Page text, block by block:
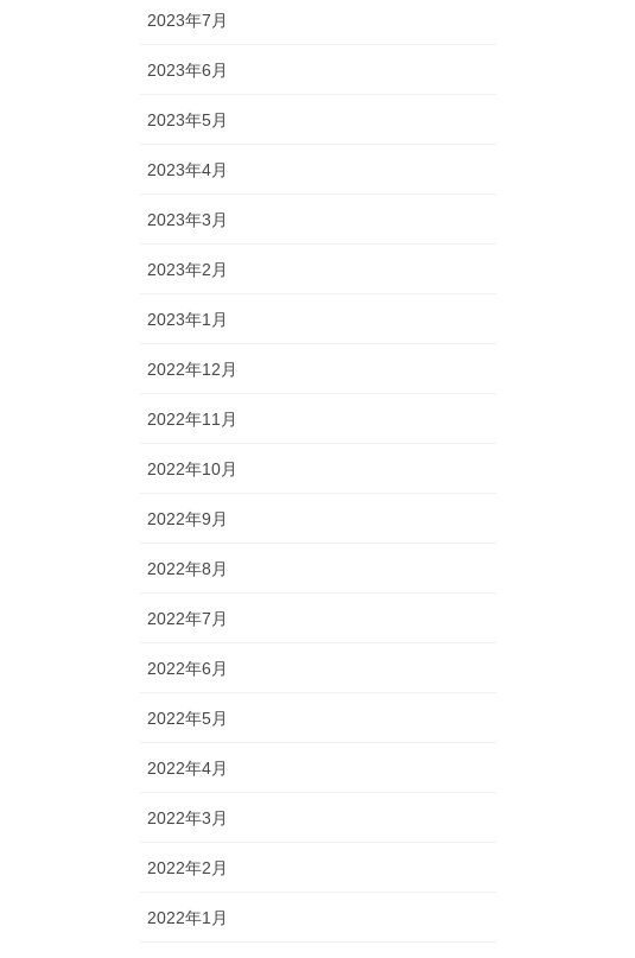
2023年7月
2023年6月
2023年5月
2023年4月
2023年3月
2023年2月
2023年1月
2022年12月
2022年11月
2022年10月
2022年9月
2022年8月
2022年7月
2022年6月
2022年5月
2022年4月
2022年3月
2022年2月
2022年1月